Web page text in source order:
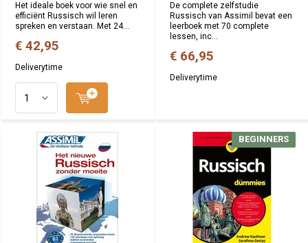
Het ideale boek voor wie snel en
efficiënt Russisch wil leren
spreken en verstaan. Met 24...
€ 42,95
Deliverytime
De complete zelfstudie
Russisch van Assimil bevat een
leerboek met 70 complete
lessen, inc...
€ 66,95
Deliverytime
BEGINNERS